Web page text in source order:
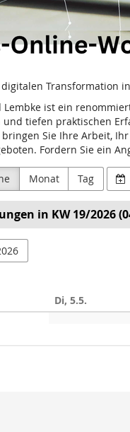
Transformation
Lembke ist ein
tiefen praktischen
Sie Ihre Arbeit,
Fordern Sie ein
Monat Tag
in KW 19/2026
Di, 5.5.